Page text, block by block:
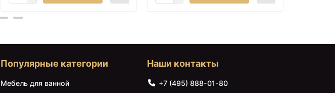
Популярные категории
Мебель для ванной
Наши контакты
+7 (495) 888-01-80